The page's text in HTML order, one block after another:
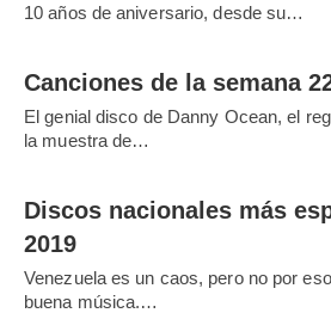
10 años de aniversario, desde su…
Canciones de la semana
El genial disco de Danny Ocean, el
la muestra de…
Discos nacionales más
2019
Venezuela es un caos, pero no por
buena música.…